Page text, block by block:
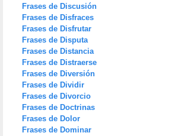
Frases de Discusión
Frases de Disfraces
Frases de Disfrutar
Frases de Disputa
Frases de Distancia
Frases de Distraerse
Frases de Diversión
Frases de Dividir
Frases de Divorcio
Frases de Doctrinas
Frases de Dolor
Frases de Dominar